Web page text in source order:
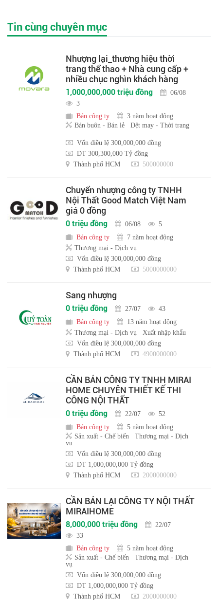
Tin cùng chuyên mục
Nhượng lại_thương hiệu thời
trang thể thao + Nhà cung cấp +
nhiều chục nghìn khách hàng
1,000,000,000 triệu đồng
06/08
3
Bán công ty
3 năm hoạt động
Bán buôn - Bán lẻ
Dệt may - Thời trang
Vốn điều lệ 300,000,000 đồng
DT 300,300,000 Tỷ đồng
Thành phố HCM
500000000
Chuyển nhượng công ty TNHH
Nội Thất Good Match Việt Nam
giá 0 đồng
0 triệu đồng 06/08
5
Bán công ty
7 năm hoạt động
Thương mại - Dịch vụ
Vốn điều lệ 300,000,000 đồng
Thành phố HCM
5000000000
Sang nhượng
0 triệu đồng 27/07
43
Bán công ty
13 năm hoạt động
Thương mại - Dịch vụ
Xuất nhập khẩu
Vốn điều lệ 300,000,000 đồng
Thành phố HCM
4900000000
CẦN BÁN CÔNG TY TNHH MIRAI
HOME CHUYÊN THIẾT KẾ THI
CÔNG NỘI THẤT
0 triệu đồng 22/07
52
Bán công ty
5 năm hoạt động
Sản xuất - Chế biến
Thương mại - Dịch
vụ
Vốn điều lệ 300,000,000 đồng
DT 1,000,000,000 Tỷ đồng
Thành phố HCM
2000000000
CẦN BÁN LẠI CÔNG TY NỘI THẤT
MIRAIHOME
8,000,000 triệu đồng
22/07
33
Bán công ty
5 năm hoạt động
Sản xuất - Chế biến
Thương mại - Dịch
vụ
Vốn điều lệ 300,000,000 đồng
DT 1,000,000,000 Tỷ đồng
Thành phố HCM
2000000000